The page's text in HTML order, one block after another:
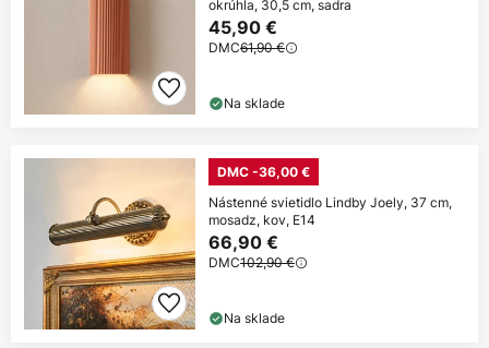
okrúhla, 30,5 cm, sadra
45,90 €
DMC61,90 €
Na sklade
DMC -36,00 €
Nástenné svietidlo Lindby Joely, 37 cm,
mosadz, kov, E14
66,90 €
DMC102,90 €
Na sklade